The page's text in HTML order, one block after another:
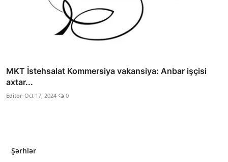
MKT İstehsalat Kommersiya vakansiya: Anbar işçisi
axtar...
Editor Oct 17, 2024 0
Şərhlər